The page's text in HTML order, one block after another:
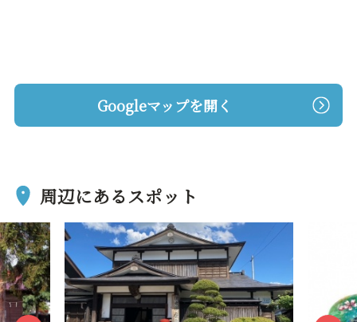
Googleマップを開く
周辺にあるスポット